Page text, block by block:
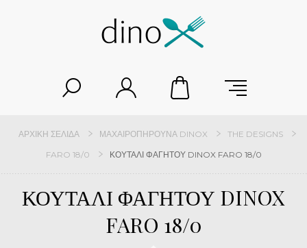
ΑΡΧΙΚΉ ΣΕΛΊΔΑ ΜΑΧΑΙΡΟΠΉΡΟΥΝΑ DINOX
THE DESIGNS
FARO 18/0
ΚΟΥΤΑΛΙ ΦΑΓΗΤΟΥ DINOX FARO 18/0
ΚΟΥΤΑΛΙ ΦΑΓΗΤΟΥ DINOX
FARO 18/0